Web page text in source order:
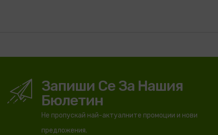
Запиши Се За Нашия
Бюлетин
Не пропускай най-актуалните промоции и нови
предложения.